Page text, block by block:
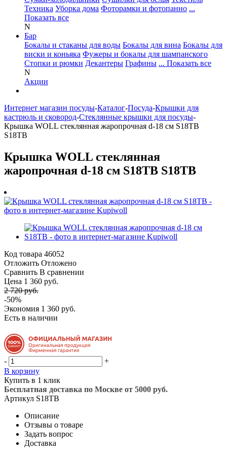
Техника Уборка дома Фоторамки и фотопанно ...
Показать все
N
Бар
Бокалы и стаканы для воды Бокалы для вина Бокалы для
виски и коньяка Фужеры и бокалы для шампанского
Стопки и рюмки Декантеры Графины ... Показать все
N
Акции
Интернет магазин посуды-Каталог-Посуда-Крышки для
кастрюль и сковород-Стеклянные крышки для посуды-
Крышка WOLL стеклянная жаропрочная d-18 см S18TB
S18TB
Крышка WOLL стеклянная
жаропрочная d-18 см S18TB S18TB
Код товара 46052
Отложить Отложено
Сравнить В сравнении
Цена 1 360 руб.
2 720 руб.
-50%
Экономия 1 360 руб.
Есть в наличии
-
+
В корзину
Купить в 1 клик
Бесплатная доставка по Москве от 5000 руб.
Артикул S18TB
Описание
Отзывы о товаре
Задать вопрос
Доставка